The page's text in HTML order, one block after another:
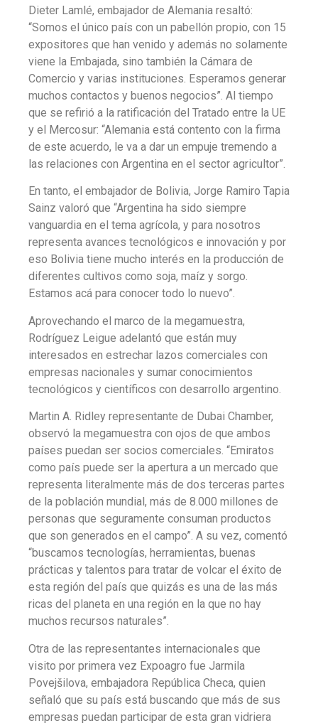
Dieter Lamlé, embajador de Alemania resaltó:
“Somos el único país con un pabellón propio, con 15
expositores que han venido y además no solamente
viene la Embajada, sino también la Cámara de
Comercio y varias instituciones. Esperamos generar
muchos contactos y buenos negocios”. Al tiempo
que se refirió a la ratificación del Tratado entre la UE
y el Mercosur: “Alemania está contento con la firma
de este acuerdo, le va a dar un empuje tremendo a
las relaciones con Argentina en el sector agricultor”.
En tanto, el embajador de Bolivia, Jorge Ramiro Tapia
Sainz valoró que “Argentina ha sido siempre
vanguardia en el tema agrícola, y para nosotros
representa avances tecnológicos e innovación y por
eso Bolivia tiene mucho interés en la producción de
diferentes cultivos como soja, maíz y sorgo.
Estamos acá para conocer todo lo nuevo”.
Aprovechando el marco de la megamuestra,
Rodríguez Leigue adelantó que están muy
interesados en estrechar lazos comerciales con
empresas nacionales y sumar conocimientos
tecnológicos y científicos con desarrollo argentino.
Martin A. Ridley representante de Dubai Chamber,
observó la megamuestra con ojos de que ambos
países puedan ser socios comerciales. “Emiratos
como país puede ser la apertura a un mercado que
representa literalmente más de dos terceras partes
de la población mundial, más de 8.000 millones de
personas que seguramente consuman productos
que son generados en el campo”. A su vez, comentó
“buscamos tecnologías, herramientas, buenas
prácticas y talentos para tratar de volcar el éxito de
esta región del país que quizás es una de las más
ricas del planeta en una región en la que no hay
muchos recursos naturales”.
Otra de las representantes internacionales que
visito por primera vez Expoagro fue Jarmila
Povejšilova, embajadora República Checa, quien
señaló que su país está buscando que más de sus
empresas puedan participar de esta gran vidriera